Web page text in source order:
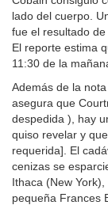
lado del cuerpo.
fue el resultado
El reporte estima
11:30 de la mañana
Además de la
asegura que
despedida ), hay
quiso revelar y
requerida]. El
cenizas se
Ithaca (New
pequeña Frances